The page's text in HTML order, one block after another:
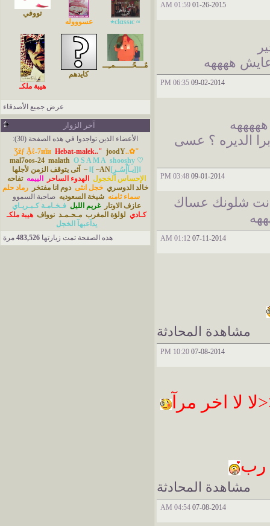
01-26-2015
01:59 AM
ههههه
09-02-2014
06:35 PM
هههههه
الديره ؟ عسى
09-01-2014
03:48 PM
انت شلونك عساك
07-11-2014
01:12 AM
مشاهدة المحادثة
07-08-2014
10:20 PM
لا اخر مرآ
رب
مشاهدة المحادثة
07-08-2014
04:54 AM
≈ ‏​‏​сlαssıс٭ عسوووله
تووفي
مٌـــحًـــــــمـِــــدَ
كايدهم
هيبة ملكـ
عرض جميع الأصدقاء
آخر الزوار
الأعضاء الذين تواجدوا في هذه الصفحة (30):
"✿..Ʒẑƒ Ặℓ-7иĩи
Hebat-malek.." joodY
mal7oos-24 malath O S A M A shooshy ♡
]ǁ[يـآإْسُـرٍ]ǁ[
~AN~
آثى يتوقف الزمن لأجلها
الإحساس الخجول
الهدوء الساحر الييمه تفاحه
خالد الدوسري خجل انثى دوم انا مفتخر
رماد حلم
سماء ثامنه شيخة السعوديه صاحبة السموو
عازف الاوتار
غريم الليل فـخـامـة كـبـريـاي
كـادي لؤلؤة المغرب مـحـمـد نوواف هيبة ملكـ
يدآعبهآ الخجل
هذه الصفحة تمت زيارتها 483,526 مرة